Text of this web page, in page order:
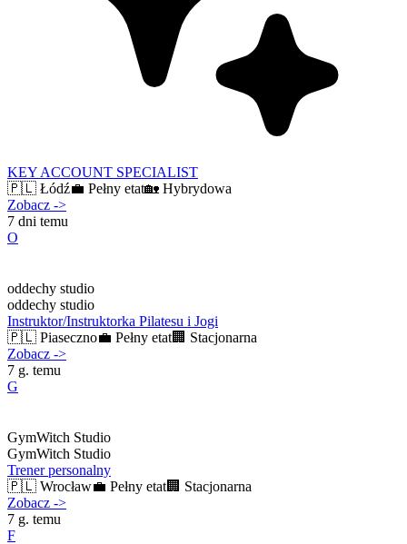
KEY ACCOUNT SPECIALIST
🇵🇱 Łódź💼 Pełny etat🏡 Hybrydowa
Zobacz ->
7 dni temu
O
oddechy studio
oddechy studio
Instruktor/Instruktorka Pilatesu i Jogi
🇵🇱 Piaseczno💼 Pełny etat🏢 Stacjonarna
Zobacz ->
7 g. temu
G
GymWitch Studio
GymWitch Studio
Trener personalny
🇵🇱 Wrocław💼 Pełny etat🏢 Stacjonarna
Zobacz ->
7 g. temu
F